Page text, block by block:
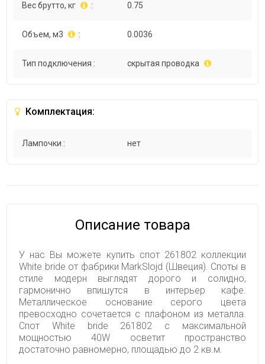
Вес брутто, кг : 0.75
Объем, м3 : 0.0036
Тип подключения : скрытая проводка
Комплектация:
Лампочки : нет
Описание товара
У нас Вы можете купить спот 261802 коллекции
White bride от фабрики MarkSlojd (Швеция). Споты в
стиле модерн выглядят дорого и солидно,
гармонично впишутся в интерьер кафе.
Металлическое основание серого цвета
превосходно сочетается с плафоном из металла.
Спот White bride 261802 с максимальной
мощностью 40W осветит пространство
достаточно равномерно, площадью до 2 кв.м.